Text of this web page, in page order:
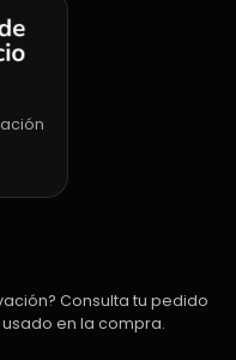
Consulta tu pedido
en la compra.